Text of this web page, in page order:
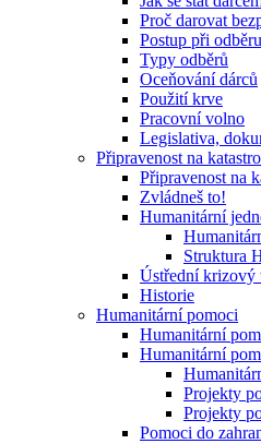
Proč darovat
Postup při
Typy odběrů
Oceňování dárců
Použití krve
Pracovní volno
Legislativa,
Připravenost na
Připravenost na
Zvládneš to!
Humanitární
Struktura
Ústřední krizový
Historie
Humanitární pomoci
Humanitární
Humanitární
Projekty
Projekty
Pomoci do